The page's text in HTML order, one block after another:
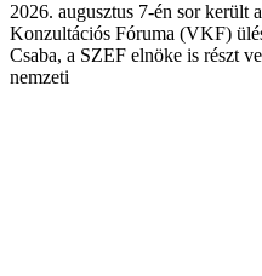
2026. augusztus 7-én sor került
Konzultációs Fóruma (VKF)
Csaba, a SZEF elnöke is részt
nemzeti